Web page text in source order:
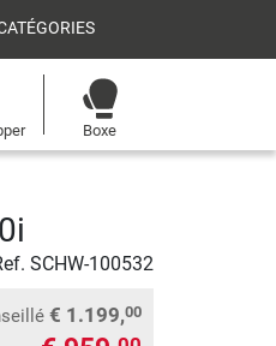
Boxe
SCHW-100532
€ 1.199,00